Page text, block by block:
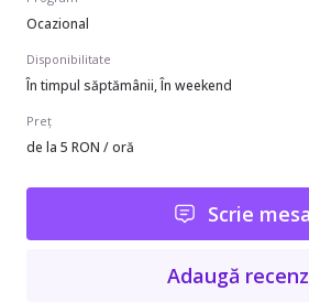
Ocazional
Disponibilitate
În timpul săptămânii, În weekend
Preț
de la 5 RON / oră
Scrie
Adaugă